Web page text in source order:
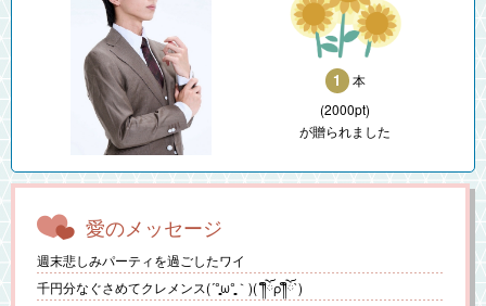
1
本
(2000pt)
が贈られました
愛のメッセージ
週末悲しみパーティを過ごしたワイ
千円分なぐさめてクレメンス(´°̥̥̥̥̥̥̥̥ω°̥̥̥̥̥̥̥̥｀)(´༎ຶོρ༎ຶོ`)